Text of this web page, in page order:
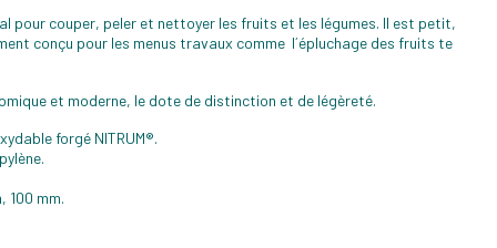
pour couper, peler et nettoyer les fruits et les légumes. Il est petit,
conçu pour les menus travaux comme l´épluchage des fruits te
et moderne, le dote de distinction et de légèreté.
forgé NITRUM®.
100 mm.